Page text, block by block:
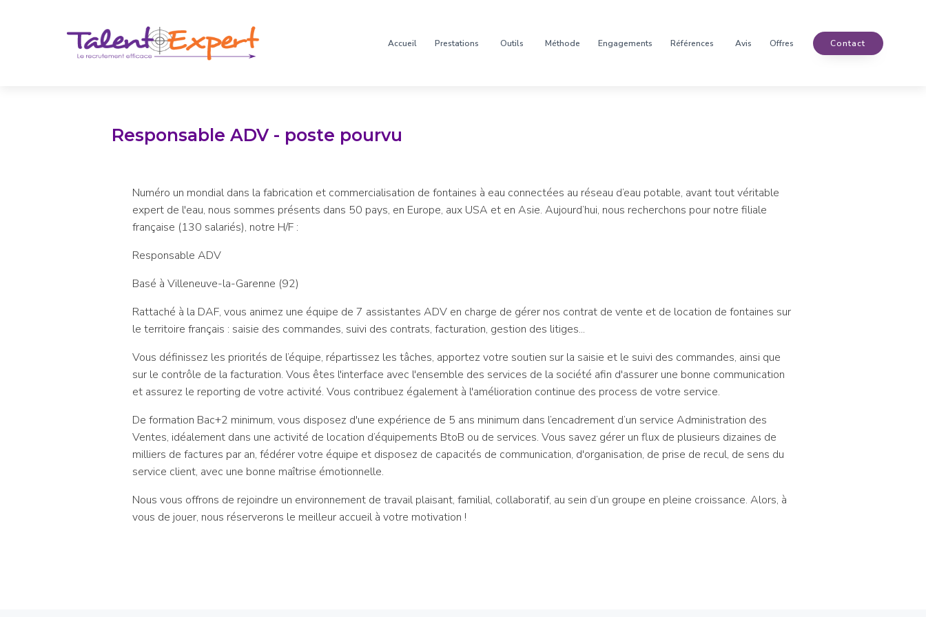
Accueil Prestations Outils Méthode Engagements Références Avis Offres Contact
Responsable ADV - poste pourvu
Numéro un mondial dans la fabrication et commercialisation de fontaines à eau connectées au réseau d’eau potable, avant tout véritable
expert de l'eau, nous sommes présents dans 50 pays, en Europe, aux USA et en Asie. Aujourd’hui, nous recherchons pour notre filiale
française (130 salariés), notre H/F :
Responsable ADV
Basé à Villeneuve-la-Garenne (92)
Rattaché à la DAF, vous animez une équipe de 7 assistantes ADV en charge de gérer nos contrat de vente et de location de fontaines sur
le territoire français : saisie des commandes, suivi des contrats, facturation, gestion des litiges...
Vous définissez les priorités de l’équipe, répartissez les tâches, apportez votre soutien sur la saisie et le suivi des commandes, ainsi que
sur le contrôle de la facturation. Vous êtes l'interface avec l'ensemble des services de la société afin d'assurer une bonne communication
et assurez le reporting de votre activité. Vous contribuez également à l'amélioration continue des process de votre service.
De formation Bac+2 minimum, vous disposez d'une expérience de 5 ans minimum dans l’encadrement d’un service Administration des
Ventes, idéalement dans une activité de location d’équipements BtoB ou de services. Vous savez gérer un flux de plusieurs dizaines de
milliers de factures par an, fédérer votre équipe et disposez de capacités de communication, d'organisation, de prise de recul, de sens du
service client, avec une bonne maîtrise émotionnelle.
Nous vous offrons de rejoindre un environnement de travail plaisant, familial, collaboratif, au sein d’un groupe en pleine croissance. Alors, à
vous de jouer, nous réserverons le meilleur accueil à votre motivation !